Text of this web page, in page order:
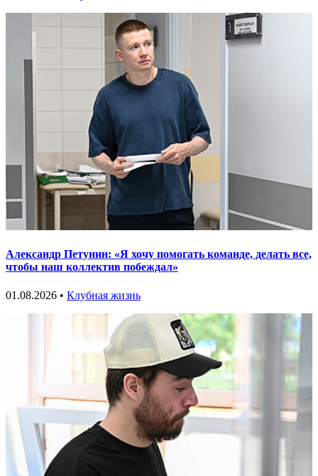
Александр Петунин: «Я хочу помогать команде, делать все,
чтобы наш коллектив побеждал»
01.08.2026 • Клубная жизнь